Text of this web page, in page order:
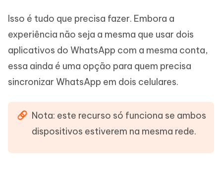
Isso é tudo que precisa fazer. Embora a
experiência não seja a mesma que usar dois
aplicativos do WhatsApp com a mesma conta,
essa ainda é uma opção para quem precisa
sincronizar WhatsApp em dois celulares.
Nota: este recurso só funciona se ambos
dispositivos estiverem na mesma rede.